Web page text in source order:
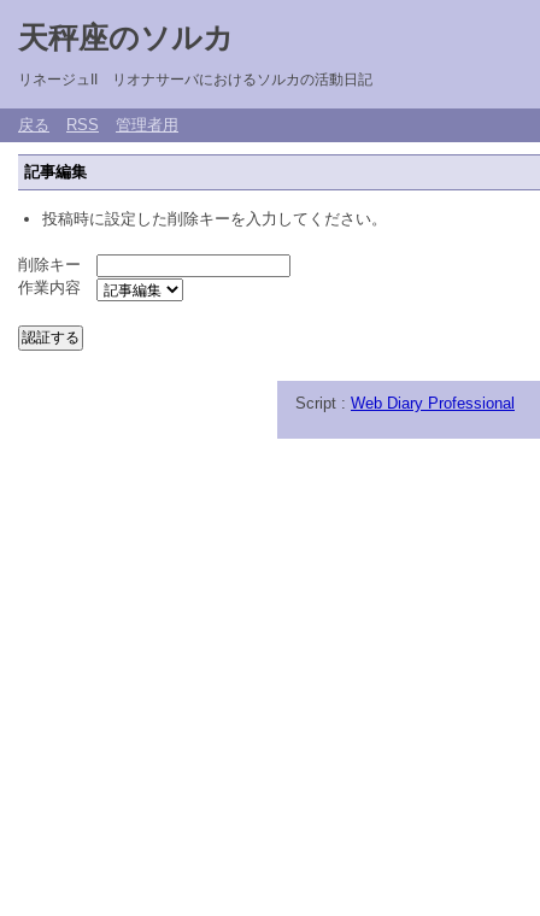
天秤座のソルカ
リネージュII リオナサーバにおけるソルカの活動日記
戻る RSS 管理者用
記事編集
投稿時に設定した削除キーを入力してください。
削除キー
作業内容
Script : Web Diary Professional